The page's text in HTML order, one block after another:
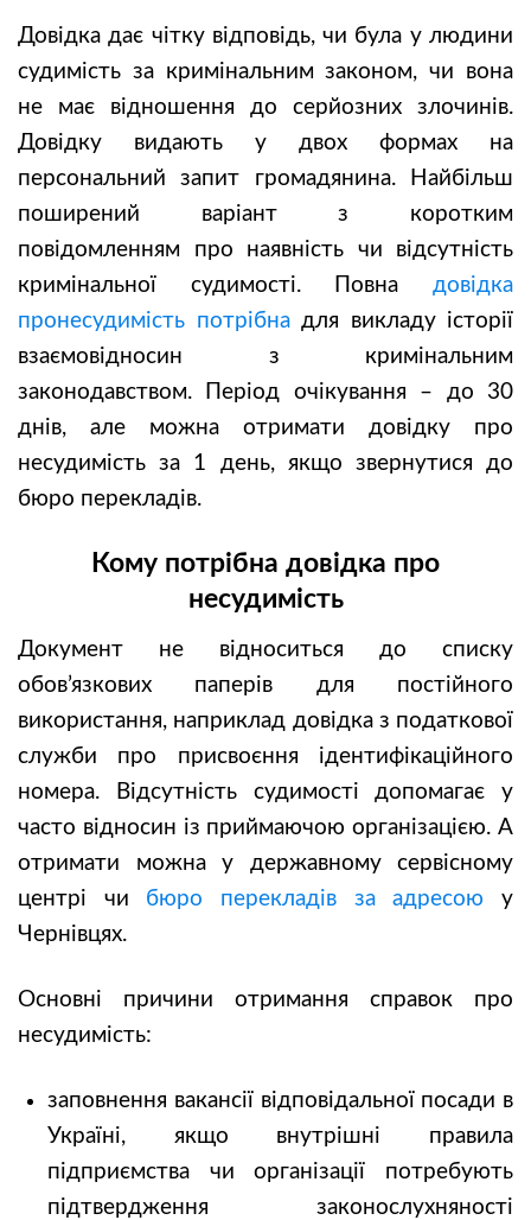
Довідка дає чітку відповідь, чи була у людини
судимість за кримінальним законом, чи вона
не має відношення до серйозних злочинів.
Довідку видають у двох формах на
персональний запит громадянина. Найбільш
поширений варіант з коротким
повідомленням про наявність чи відсутність
кримінальної судимості. Повна довідка
пронесудимість потрібнадля викладу історії
взаємовідносин з кримінальним
законодавством. Період очікування – до 30
днів, але можна отримати довідку про
несудимість за 1 день, якщо звернутися до
бюро перекладів.
Кому потрібна довідка про
несудимість
Документ не відноситься до списку
обов’язкових паперів для постійного
використання, наприклад довідка з податкової
служби про присвоєння ідентифікаційного
номера. Відсутність судимості допомагає у
часто відносин із приймаючою організацією. А
отримати можна у державному сервісному
центрі чи бюро перекладів за адресою у
Чернівцях.
Основні причини отримання справок про
несудимість:
заповнення вакансії відповідальної посади в
Україні, якщо внутрішні правила
підприємства чи організації потребують
підтвердження законослухняності